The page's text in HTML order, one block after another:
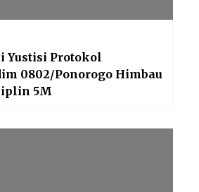
Yustisi Protokol
0802/Ponorogo Himbau
5M